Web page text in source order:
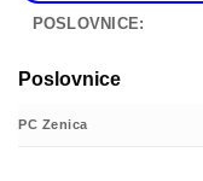
POSLOVNICE:
Poslovnice
PC Zenica